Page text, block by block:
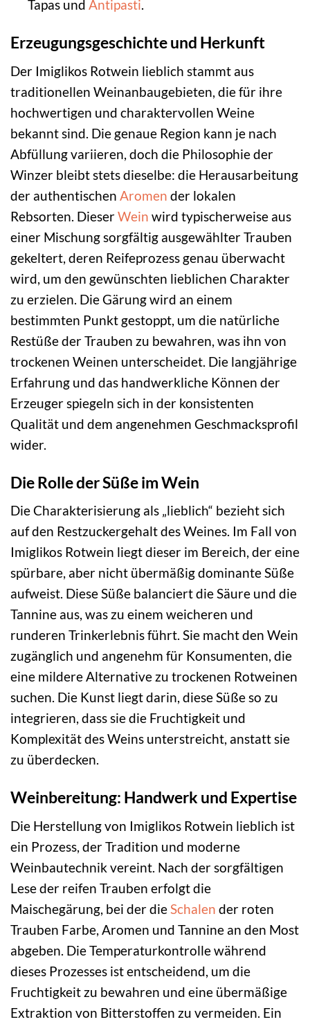
Tapas und Antipasti.
Erzeugungsgeschichte und Herkunft
Der Imiglikos Rotwein lieblich stammt aus
traditionellen Weinanbaugebieten, die für ihre
hochwertigen und charaktervollen Weine
bekannt sind. Die genaue Region kann je nach
Abfüllung variieren, doch die Philosophie der
Winzer bleibt stets dieselbe: die Herausarbeitung
der authentischen Aromen der lokalen
Rebsorten. DieserWein wird typischerweise aus
einer Mischung sorgfältig ausgewählter Trauben
gekeltert, deren Reifeprozess genau überwacht
wird, um den gewünschten lieblichen Charakter
zu erzielen. Die Gärung wird an einem
bestimmten Punkt gestoppt, um die natürliche
Restüße der Trauben zu bewahren, was ihn von
trockenen Weinen unterscheidet. Die langjährige
Erfahrung und das handwerkliche Können der
Erzeuger spiegeln sich in der konsistenten
Qualität und dem angenehmen Geschmacksprofil
wider.
Die Rolle der Süße im Wein
Die Charakterisierung als „lieblich“ bezieht sich
auf den Restzuckergehalt des Weines. Im Fall von
Imiglikos Rotwein liegt dieser im Bereich, der eine
spürbare, aber nicht übermäßig dominante Süße
aufweist. Diese Süße balanciert die Säure und die
Tannine aus, was zu einem weicheren und
runderen Trinkerlebnis führt. Sie macht den Wein
zugänglich und angenehm für Konsumenten, die
eine mildere Alternative zu trockenen Rotweinen
suchen. Die Kunst liegt darin, diese Süße so zu
integrieren, dass sie die Fruchtigkeit und
Komplexität des Weins unterstreicht, anstatt sie
zu überdecken.
Weinbereitung: Handwerk und Expertise
Die Herstellung von Imiglikos Rotwein lieblich ist
ein Prozess, der Tradition und moderne
Weinbautechnik vereint. Nach der sorgfältigen
Lese der reifen Trauben erfolgt die
Maischegärung, bei der dieSchalen der roten
Trauben Farbe, Aromen und Tannine an den Most
abgeben. Die Temperaturkontrolle während
dieses Prozesses ist entscheidend, um die
Fruchtigkeit zu bewahren und eine übermäßige
Extraktion von Bitterstoffen zu vermeiden. Ein